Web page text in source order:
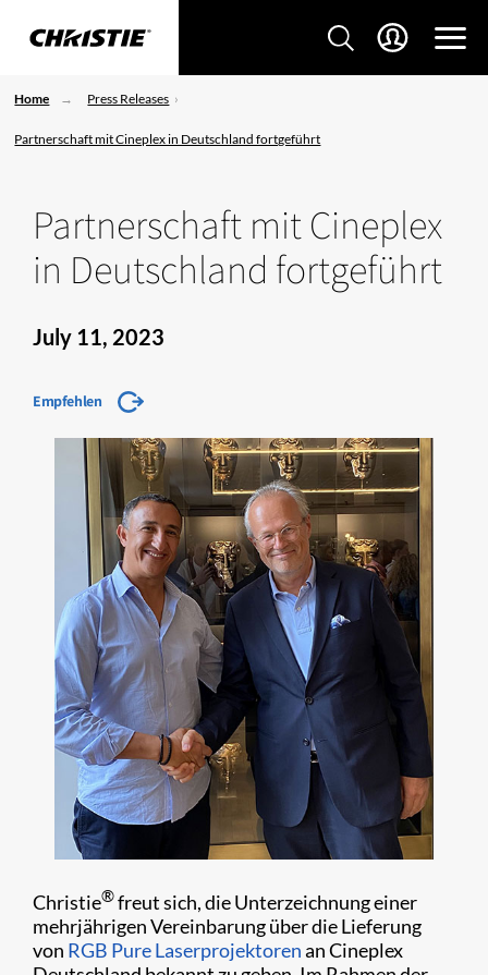
Home Press Releases
Partnerschaft mit Cineplex in Deutschland fortgeführt
Partnerschaft mit Cineplex
in Deutschland fortgeführt
July 11, 2023
Empfehlen
Christie®freut sich, die Unterzeichnung einer
mehrjährigen Vereinbarung über die Lieferung
von RGB Pure Laserprojektorenan Cineplex